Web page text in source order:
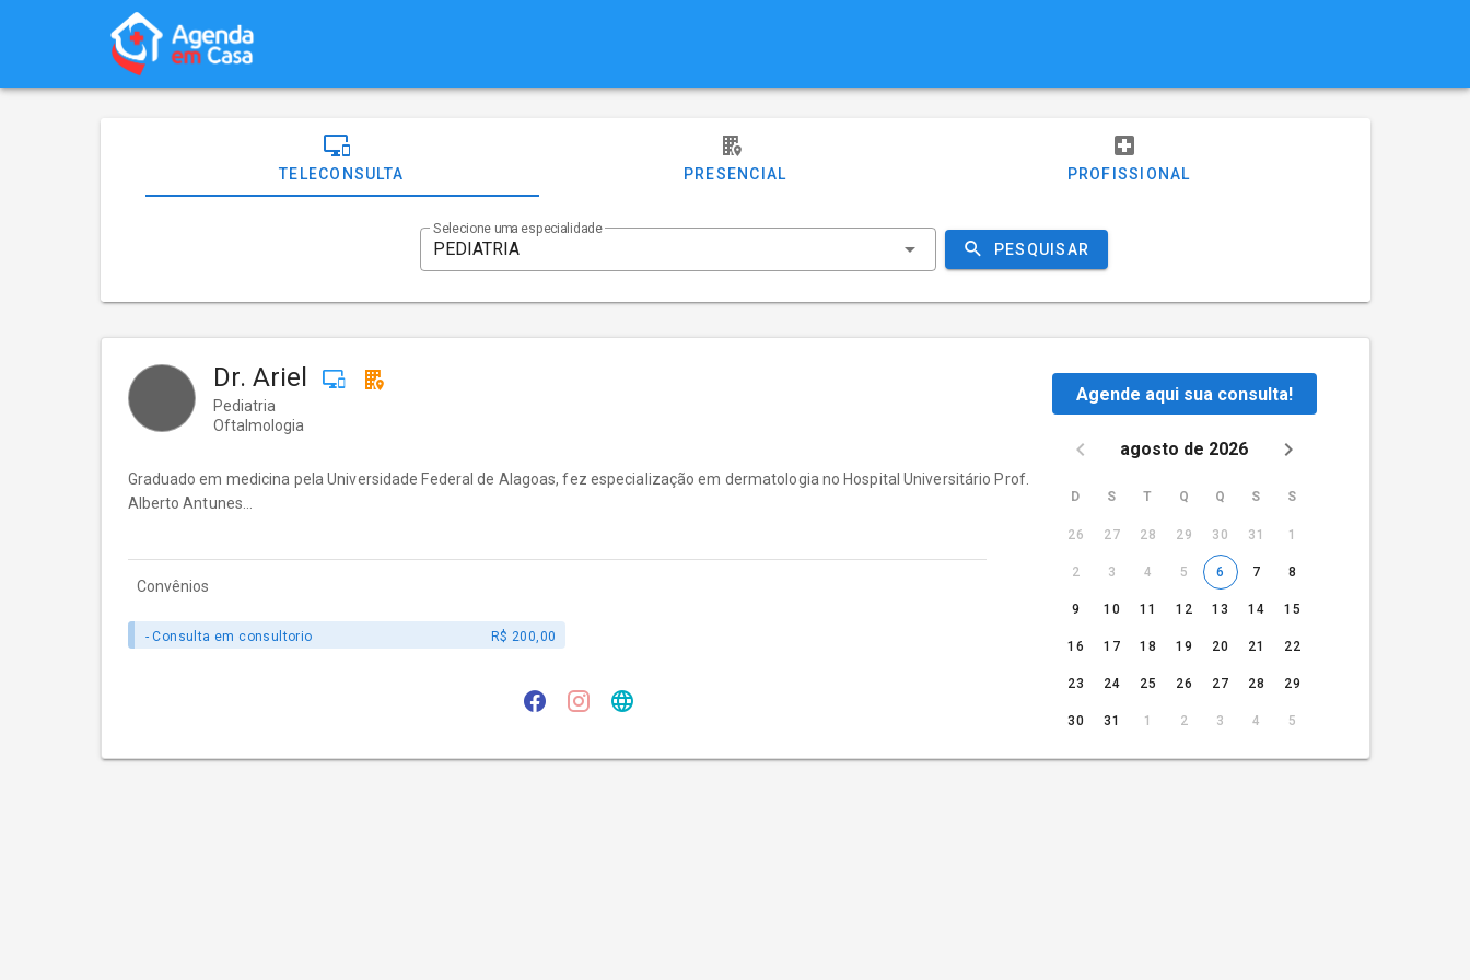
TELECONSULTA PRESENCIAL PROFISSIONAL
Selecione uma especialidade
PESQUISAR
Dr. Ariel
Pediatria
Oftalmologia
Graduado em medicina pela Universidade Federal de Alagoas, fez especialização em dermatologia no Hospital Universitário Prof.
Alberto Antunes…
Convênios
- Consulta em consultorio R$ 200,00
Agende aqui sua consulta!
agosto de 2026
D S T Q Q S S
26 27 28 29 30 31 1
2 3 4 5 6 7 8
9 10 11 12 13 14 15
16 17 18 19 20 21 22
23 24 25 26 27 28 29
30 31 1 2 3 4 5